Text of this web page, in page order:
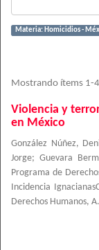
Materia: Homicidios -
Mostrando ítems 1-
Violencia y
en México
González Núñez,
Jorge; Guevara
Programa de
Incidencia
Derechos Humanos,